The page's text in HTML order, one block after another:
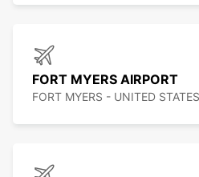
FORT MYERS AIRPORT
FORT MYERS - UNITED